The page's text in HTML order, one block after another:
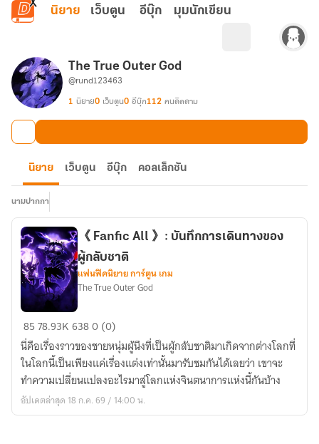
ข้ามไปยังเนื้อหาหลัก
นิยาย เว็บตูน อีบุ๊ก มุมนักเขียน
The True Outer God
@rund123463
1 นิยาย0 เว็บตูน0 อีบุ๊ก112 คนติดตาม
นิยาย เว็บตูน อีบุ๊ก คอลเล็กชัน
นามปากกา
《
Fanfic
All
》:
บันทึก
การ
《 Fanfic All 》: บันทึกการเดินทางของ
ผู้กลับชาติ
แฟนฟิคนิยาย การ์ตูน เกม
The True Outer God
8578.93K6380 (0)
นี่คือเรื่องราวของชายหนุ่มผู้นึงที่เป็นผู้กลับชาติมาเกิดจากต่างโลกที่
ในโลกนี้เป็นเพียงแค่เรื่องแต่งเท่านั้นมารับชมกันได้เลยว่า เขาจะ
ทำความเปลี่ยนแปลงอะไรมาสู่โลกแห่งจินตนาการแห่งนี้กันบ้าง
อัปเดตล่าสุด 18 ก.ค. 69 / 14:00 น.